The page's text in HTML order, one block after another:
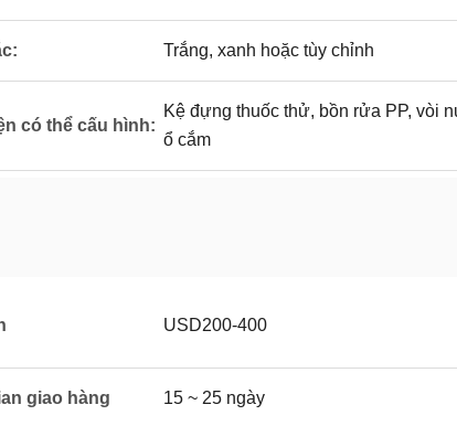
Trắng, xanh hoặc tùy chỉnh
có thể cấu hình:
Kệ đựng thuốc thử, bồn rửa PP, vòi
ổ cắm
USD200-400
giao hàng 15 ~ 25 ngày